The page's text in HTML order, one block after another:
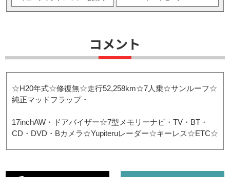
コメント
☆H20年式☆修復無☆走行52,258km☆7人乗☆サンルーフ☆
純正マッドフラップ・
17inchAW・ドアバイザー☆7型メモリーナビ・TV・BT・
CD・DVD・Bカメラ☆Yupiteruレーダー☆キーレス☆ETC☆